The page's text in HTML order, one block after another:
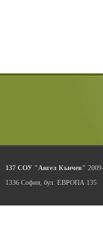
137 СОУ "Ангел Кънчев"
1336 София, бул. ЕВРОПА 135